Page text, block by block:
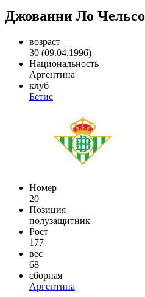
Джованни Ло Чельсо
возраст
30 (09.04.1996)
Национальность
Аргентина
клуб
Бетис
Номер
20
Позиция
полузащитник
Рост
177
вес
68
сборная
Аргентина